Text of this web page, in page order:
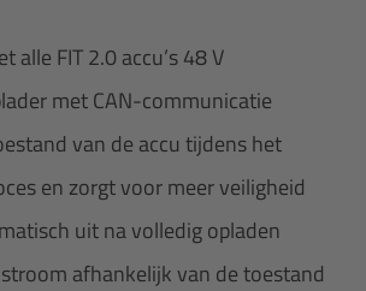
alle FIT 2.0 accu’s 48 V
met CAN-communicatie
van de accu tijdens het
en zorgt voor meer veiligheid
uit na volledig opladen
afhankelijk van de toestand